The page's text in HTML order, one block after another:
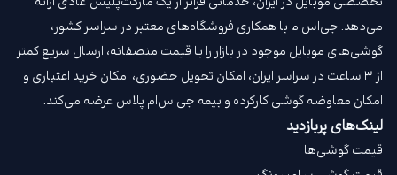
می‌دهد. جی‌اس‌ام با همکاری فروشگاه‌های معتبر در سراسر کشور،
گوشی‌های موبایل موجود در بازار را با قیمت‌ منصفانه، ارسال سریع کمتر
از ۳ ساعت در سراسر ایران، امکان تحویل حضوری، امکان خرید اعتباری و
امکان معاوضه گوشی کارکرده و بیمه جی‌اس‌ام‌ پلاس عرضه می‌کند.
لینک‌های پربازدید
قیمت گوشی‌ها